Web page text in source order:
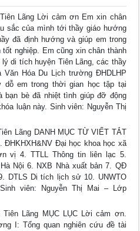
Lãng Lời cảm ơn Em xin chân
sắc của mình tới thầy giáo hướng
đã định hướng và giúp em trong
nghiệp. Em cũng xin chân thành
di tích huyện Tiên Lãng, các thầy
Văn Hóa Du Lịch trường ĐHDLHP
dỗ em trong thời gian học tập tại
bè đã nhiệt tình giúp đỡ động
luận này. Sinh viên: Nguyễn Thị
Lãng DANH MỤC TỪ VIẾT TẮT
ĐHKHXH&NV Đại học khoa học xã
vị 4. TTLL Thông tin liên lạc 5.
Nội 6. NXB Nhà xuất bản 7. QĐ
DTLS Di tích lịch sử 10. UNWTO
viên: Nguyễn Thị Mai – Lớp
Lãng MỤC LỤC Lời cảm ơn.
I: Tổng quan nghiên cứu đề tài